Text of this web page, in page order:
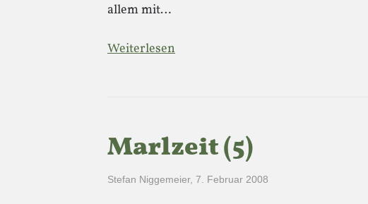
allem mit…
Weiterlesen
Marlzeit (5)
Stefan Niggemeier, 7. Februar 2008